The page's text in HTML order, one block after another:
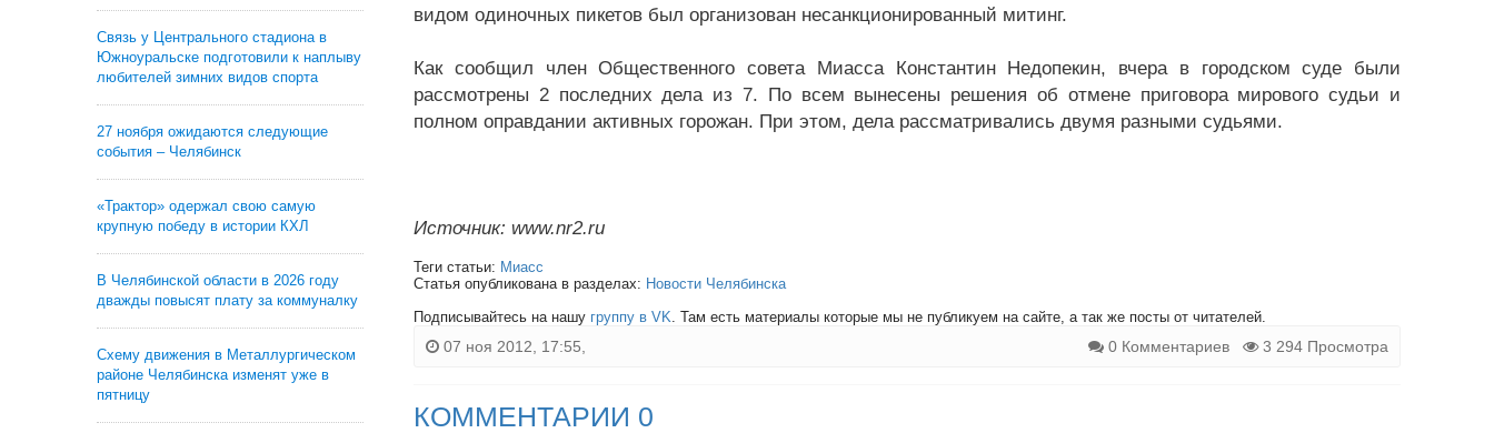
Связь у Центрального стадиона в
Южноуральске подготовили к наплыву
любителей зимних видов спорта
27 ноября ожидаются следующие
события – Челябинск
«Трактор» одержал свою самую
крупную победу в истории КХЛ
В Челябинской области в 2026 году
дважды повысят плату за коммуналку
Схему движения в Металлургическом
районе Челябинска изменят уже в
пятницу
видом одиночных пикетов был организован несанкционированный митинг.
Как сообщил член Общественного совета Миасса Константин Недопекин, вчера в городском суде были
рассмотрены 2 последних дела из 7. По всем вынесены решения об отмене приговора мирового судьи и
полном оправдании активных горожан. При этом, дела рассматривались двумя разными судьями.
Источник: www.nr2.ru
Теги статьи: Миасс
Статья опубликована в разделах: Новости Челябинска
Подписывайтесь на нашу группу в VK. Там есть материалы которые мы не публикуем на сайте, а так же посты от читателей.
07 ноя 2012, 17:55, 0 Комментариев 3 294 Просмотра
КОММЕНТАРИИ 0